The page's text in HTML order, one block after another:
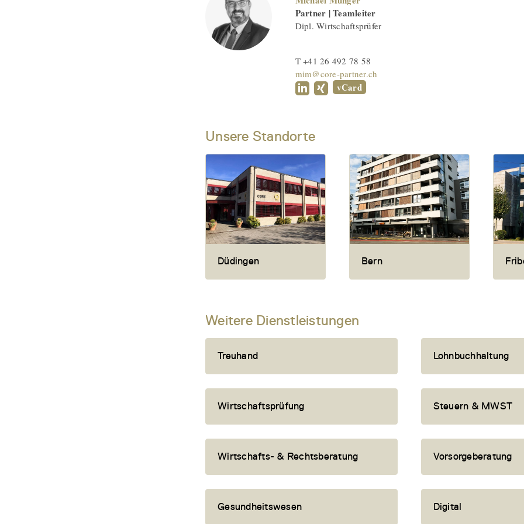
Partner | Teamleiter
Dipl. Wirtschaftsprüfer
T +41 26 492 78 58
mim@core-partner.ch
vCard
Unsere Standorte
Düdingen Bern
Weitere Dienstleistungen
Treuhand Lohnbuchhaltung
Wirtschaftsprüfung Steuern & MWST
Wirtschafts- & Rechtsberatung Vorsorgeberatung
Gesundheitswesen Digital